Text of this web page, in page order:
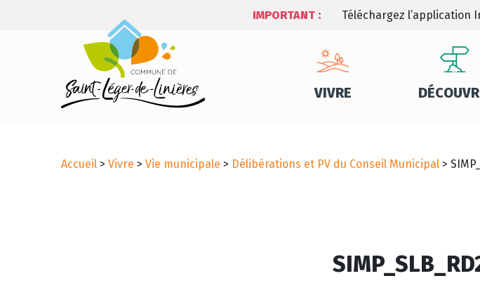
IMPORTANT : Téléchargez l’application
VIVRE
Accueil > Vivre > Vie municipale > Délibérations et PV du Conseil Municipal >